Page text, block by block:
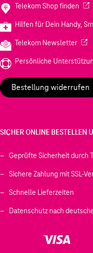
Telekom Shop finden
Hilfen für Dein Handy,
Telekom Newsletter
Persönliche
Bestellung widerrufen
SICHER ONLINE BESTELLEN
Geprüfte Sicherheit durch
Sichere Zahlung mit SSL-
Schnelle Lieferzeiten
Datenschutz nach